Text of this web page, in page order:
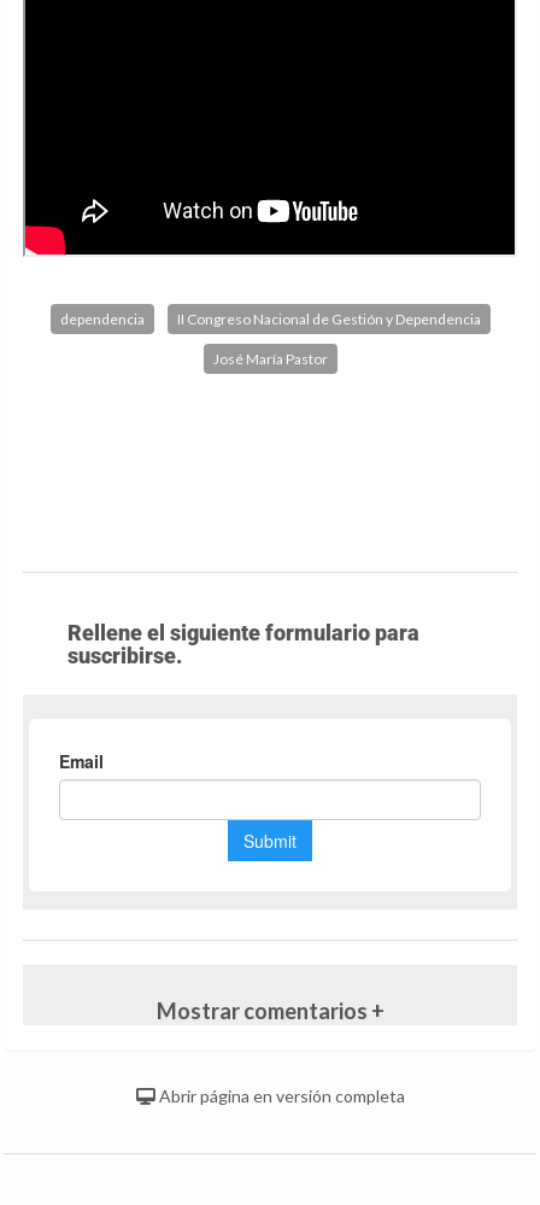
dependencia II Congreso Nacional de Gestión y Dependencia
José María Pastor
Rellene el siguiente formulario para
suscribirse.
Mostrar comentarios +
Abrir página en versión completa